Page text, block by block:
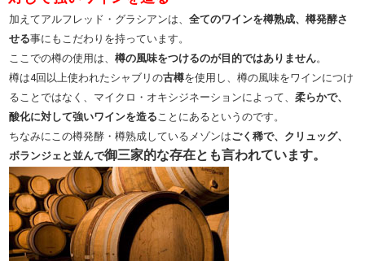
加えてアルフレッド・グラシアンは、 全てのワインを樽熟成、樽発酵さ
せる事にもこだわりを持っています。
ここでの樽の使用は、 樽の風味をつけるのが目的ではありません。
樽は4回以上使われたシャブリの古樽を使用し、樽の風味をワインにつけ
ることではなく、マイクロ・オキシジネーションによって、 柔らかで、
酸化に対して強いワインを造ることにあるというのです。
ちなみにこの樽発酵・樽熟成しているメゾンはごく稀で、クリュッグ、
ボランジェと並んで御三家的な存在とも言われています。